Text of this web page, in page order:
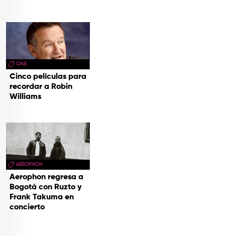
CINE
Cinco películas para
recordar a Robin
Williams
AEROPHON
Aerophon regresa a
Bogotá con Ruzto y
Frank Takuma en
concierto